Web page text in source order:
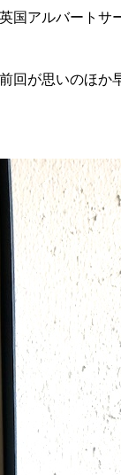
アルバートサ
回が思いのほ